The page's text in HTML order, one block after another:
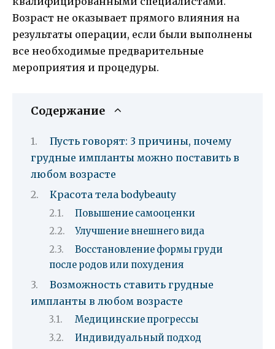
Возраст не оказывает прямого влияния на
результаты операции, если были выполнены
все необходимые предварительные
мероприятия и процедуры.
Содержание
Пусть говорят: 3 причины, почему
грудные импланты можно поставить в
любом возрасте
Красота тела bodybeauty
Повышение самооценки
Улучшение внешнего вида
Восстановление формы груди
после родов или похудения
Возможность ставить грудные
импланты в любом возрасте
Медицинские прогрессы
Индивидуальный подход